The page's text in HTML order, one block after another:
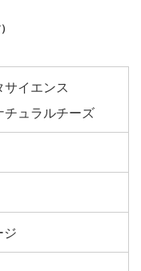
サイエンス
チュラルチーズ
ジ